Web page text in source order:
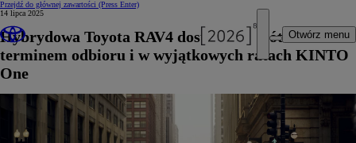
Przejdź do głównej zawartości (Press Enter)
Otwórz menu
14 lipca 2025
Hybrydowa Toyota RAV4 dostępna z krótkim
terminem odbioru i w wyjątkowych ratach KINTO
One